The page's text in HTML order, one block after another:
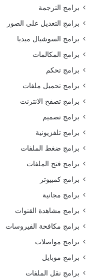
برامج الترجمة
برامج التعديل على الصور
برامج السوشيال ميديا
برامج المكالمات
برامج تحكم
برامج تحميل ملفات
برامج تصفح الانترنت
برامج تصميم
برامج تلفزيونية
برامج ضغط الملفات
برامج فتح الملفات
برامج كمبيوتر
برامج مجانية
برامج مشاهدة القنوات
برامج مكافحة الفيروسات
برامج مواصلات
برامج موبايل
برامج نقل الملفات